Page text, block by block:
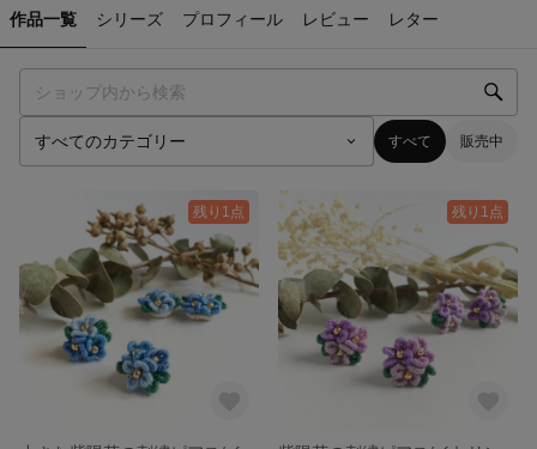
作品一覧 シリーズ プロフィール レビュー レター
すべて 販売中
残り1点 残り1点